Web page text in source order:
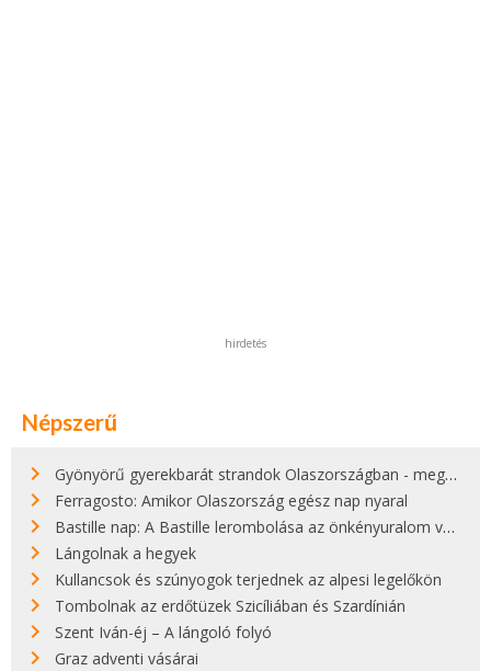
hirdetés
Népszerű
Gyönyörű gyerekbarát strandok Olaszországban - megmutatjuk a 15 legjobbat
Ferragosto: Amikor Olaszország egész nap nyaral
Bastille nap: A Bastille lerombolása az önkényuralom végét jelentette
Lángolnak a hegyek
Kullancsok és szúnyogok terjednek az alpesi legelőkön
Tombolnak az erdőtüzek Szicíliában és Szardínián
Szent Iván-éj – A lángoló folyó
Graz adventi vásárai